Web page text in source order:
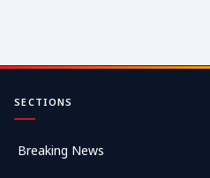
SECTIONS
Breaking News